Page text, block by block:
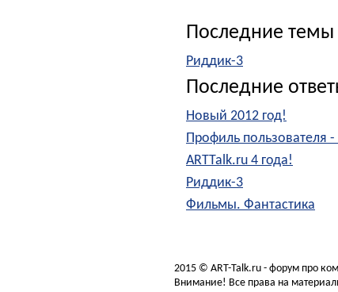
Последние
Риддик-3
Последние
Новый 2012 год!
Профиль пользователя -
ARTTalk.ru 4 года!
Риддик-3
Фильмы. Фантастика
2015 © ART-Talk.ru - форум про
Внимание! Все права на